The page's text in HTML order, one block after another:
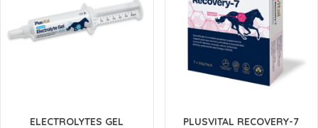
ELECTROLYTES GEL PLUSVITAL RECOVERY-7